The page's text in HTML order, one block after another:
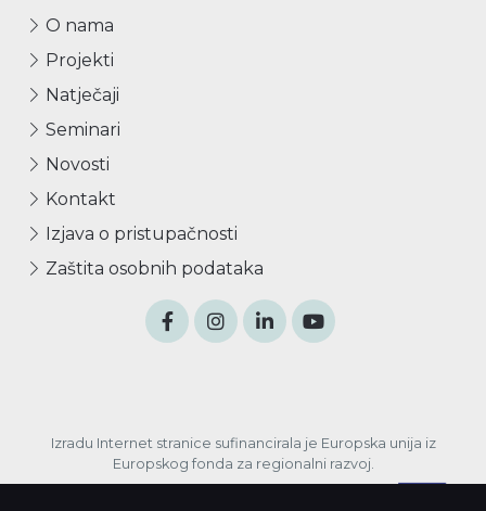
O nama
Projekti
Natječaji
Seminari
Novosti
Kontakt
Izjava o pristupačnosti
Zaštita osobnih podataka
Izradu Internet stranice sufinancirala je Europska unija iz
Europskog fonda za regionalni razvoj.